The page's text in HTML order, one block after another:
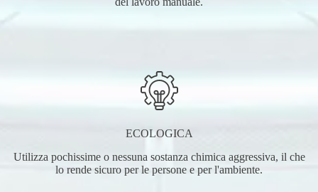
ECOLOGICA
Utilizza pochissime o nessuna sostanza chimica aggressiva, il che
lo rende sicuro per le persone e per l'ambiente.